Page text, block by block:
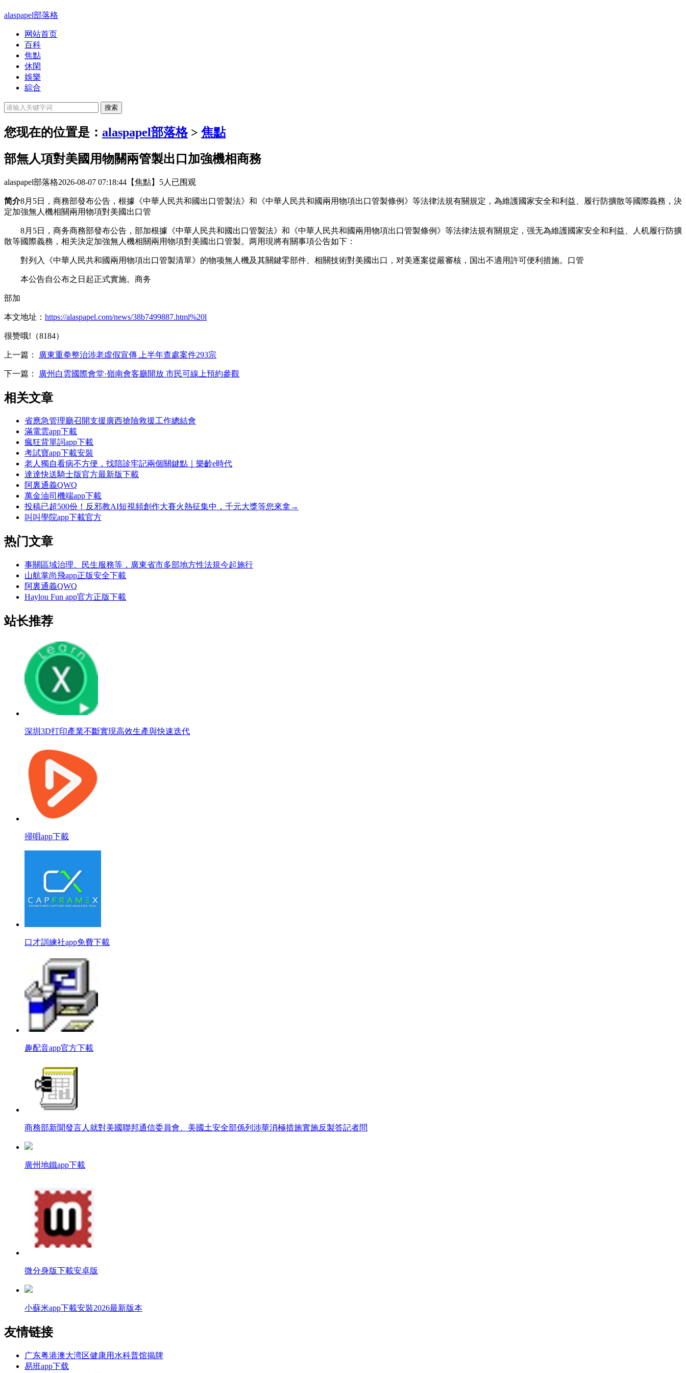
alaspapel部落格
网站首页
百科
焦點
休閑
娛樂
綜合
您现在的位置是： alaspapel部落格> 焦點
部無人項對美國用物關兩管製出口加強機相商務
alaspapel部落格2026-08-07 07:18:44 【焦點】 5人已围观
简介8月5日，商務部發布公告，根據《中華人民共和國出口管製法》和《中華人民共和國兩用物項出口管製條例》等法律法規有關規定，為維護國家安全和利益、履行防擴散等國際義務，決
定加強無人機相關兩用物項對美國出口管
8月5日，商务商務部發布公告，部加根據《中華人民共和國出口管製法》和《中華人民共和國兩用物項出口管製條例》等法律法規有關規定，强无為維護國家安全和利益、人机履行防擴
散等國際義務，相关決定加強無人機相關兩用物項對美國出口管製。两用現將有關事項公告如下：
對列入《中華人民共和國兩用物項出口管製清單》的物项無人機及其關鍵零部件、相關技術對美國出口，对美逐案從嚴審核，国出不適用許可便利措施。口管
本公告自公布之日起正式實施。商务
部加
本文地址： https://alaspapel.com/news/38b7499887.html%20l
很赞哦!（8184）
上一篇： 廣東重拳整治涉老虛假宣傳 上半年查處案件293宗
下一篇： 廣州白雲國際會堂·嶺南會客廳開放 市民可線上預約參觀
相关文章
省應急管理廳召開支援廣西搶險救援工作總結會
滿電雲app下載
瘋狂背單詞app下載
考試寶app下載安裝
老人獨自看病不方便，找陪診牢記兩個關鍵點｜樂齡e時代
達達快送騎士版官方最新版下載
阿裏通義QWQ
萬金油司機端app下載
投稿已超500份！反邪教AI短視頻創作大賽火熱征集中，千元大獎等您來拿→
叫叫學院app下載官方
热门文章
事關區域治理、民生服務等，廣東省市多部地方性法規今起施行
山航掌尚飛app正版安全下載
阿裏通義QWQ
Haylou Fun app官方正版下載
站长推荐
深圳3D打印產業不斷實現高效生產與快速迭代
掃唄app下載
口才訓練社app免費下載
趣配音app官方下載
商務部新聞發言人就對美國聯邦通信委員會、美國土安全部係列涉華消極措施實施反製答記者問
廣州地鐵app下載
微分身版下載安卓版
小蘇米app下載安裝2026最新版本
友情链接
广东粤港澳大湾区健康用水科普馆揭牌
易班app下载